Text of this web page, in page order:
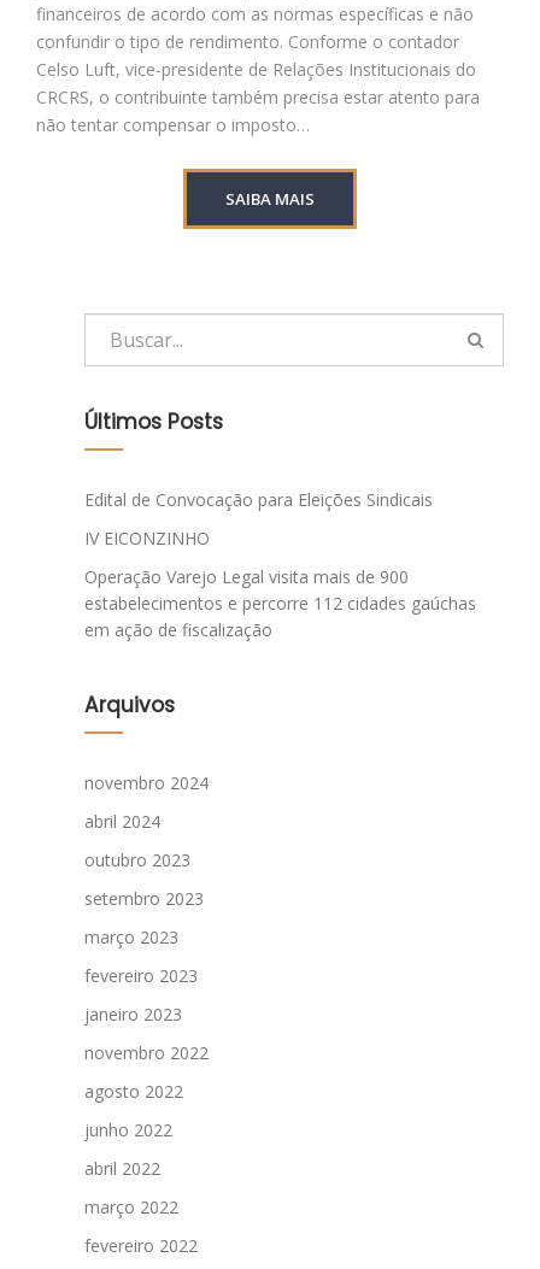
financeiros de acordo com as normas específicas e não
confundir o tipo de rendimento. Conforme o contador
Celso Luft, vice-presidente de Relações Institucionais do
CRCRS, o contribuinte também precisa estar atento para
não tentar compensar o imposto…
SAIBA MAIS
Últimos Posts
Edital de Convocação para Eleições Sindicais
IV EICONZINHO
Operação Varejo Legal visita mais de 900
estabelecimentos e percorre 112 cidades gaúchas
em ação de fiscalização
Arquivos
novembro 2024
abril 2024
outubro 2023
setembro 2023
março 2023
fevereiro 2023
janeiro 2023
novembro 2022
agosto 2022
junho 2022
abril 2022
março 2022
fevereiro 2022